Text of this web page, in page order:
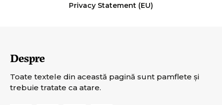
Privacy Statement (EU)
Despre
Toate textele din această pagină sunt pamflete şi
trebuie tratate ca atare.